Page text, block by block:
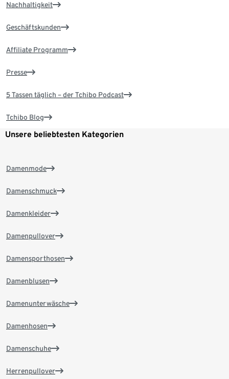
Nachhaltigkeit
Geschäftskunden
Affiliate Programm
Presse
5 Tassen täglich – der Tchibo Podcast
Tchibo Blog
Unsere beliebtesten Kategorien
Damenmode
Damenschmuck
Damenkleider
Damenpullover
Damensporthosen
Damenblusen
Damenunterwäsche
Damenhosen
Damenschuhe
Herrenpullover